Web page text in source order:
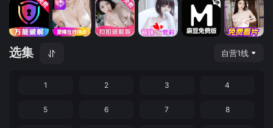
选集 自营1线
1 2 3 4
5 6 7 8